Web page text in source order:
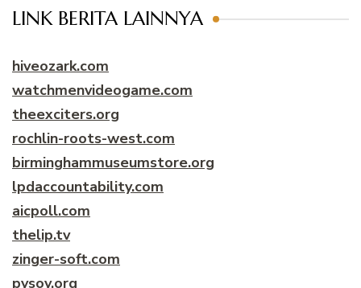
LINK BERITA LAINNYA
hiveozark.com
watchmenvideogame.com
theexciters.org
rochlin-roots-west.com
birminghammuseumstore.org
lpdaccountability.com
aicpoll.com
thelip.tv
zinger-soft.com
pysoy.org